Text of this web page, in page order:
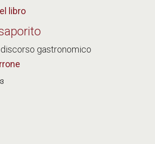
libro
gastronomico